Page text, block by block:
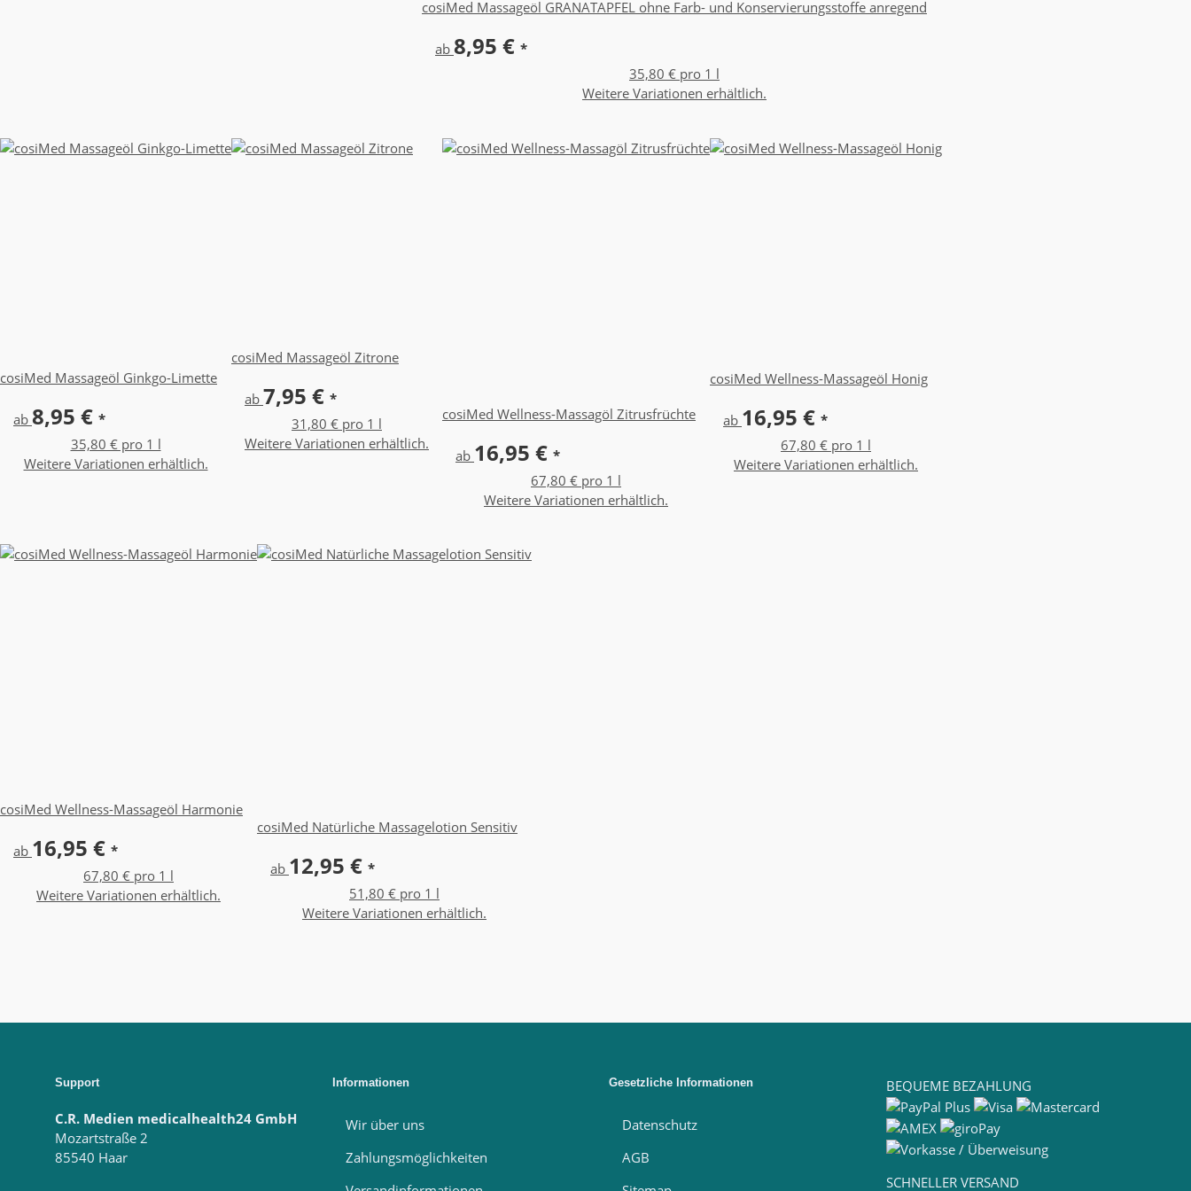
cosiMed Massageöl GRANATAPFEL ohne Farb- und Konservierungsstoffe anregend
ab 8,95 € *
35,80 € pro 1 l
Weitere Variationen erhältlich.
cosiMed Massageöl Ginkgo-Limette
ab 8,95 € *
35,80 € pro 1 l
Weitere Variationen erhältlich.
cosiMed Massageöl Zitrone
ab 7,95 € *
31,80 € pro 1 l
Weitere Variationen erhältlich.
cosiMed Wellness-Massagöl Zitrusfrüchte
ab 16,95 € *
67,80 € pro 1 l
Weitere Variationen erhältlich.
cosiMed Wellness-Massageöl Honig
ab 16,95 € *
67,80 € pro 1 l
Weitere Variationen erhältlich.
cosiMed Wellness-Massageöl Harmonie
ab 16,95 € *
67,80 € pro 1 l
Weitere Variationen erhältlich.
cosiMed Natürliche Massagelotion Sensitiv
ab 12,95 € *
51,80 € pro 1 l
Weitere Variationen erhältlich.
Support
C.R. Medien medicalhealth24 GmbH
Mozartstraße 2
85540 Haar
Informationen
Wir über uns
Zahlungsmöglichkeiten
Gesetzliche Informationen
Datenschutz
AGB
BEQUEME BEZAHLUNG
SCHNELLER VERSAND